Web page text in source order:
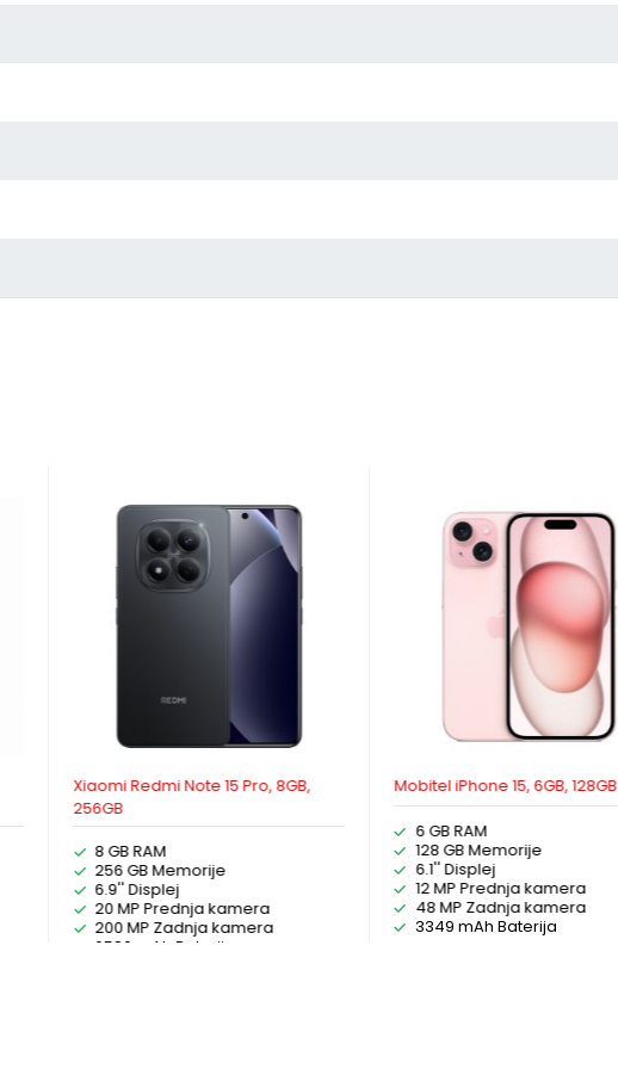
Xiaomi Redmi Note 15 Pro, 8GB,
256GB
8 GB RAM
256 GB Memorije
6.9'' Displej
20 MP Prednja kamera
200 MP Zadnja kamera
6580 mAh Baterija
Mobitel iPhone 15, 6GB, 128GB
6 GB RAM
128 GB Memorije
6.1'' Displej
12 MP Prednja kamera
48 MP Zadnja kamera
3349 mAh Baterija